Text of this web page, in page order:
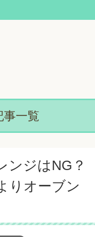
事一覧
ンジはNG？
りオーブン